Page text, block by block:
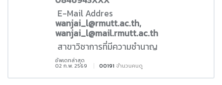
E-Mail Addres
wanjai_l@rmutt.ac.th,
wanjai_l@mail.rmutt.ac.th
สาขาวิชาการที่มีความชำนาญ
อัพเดทล่าสุด
02 ก.พ. 2569 00191 จำนวนคนดู